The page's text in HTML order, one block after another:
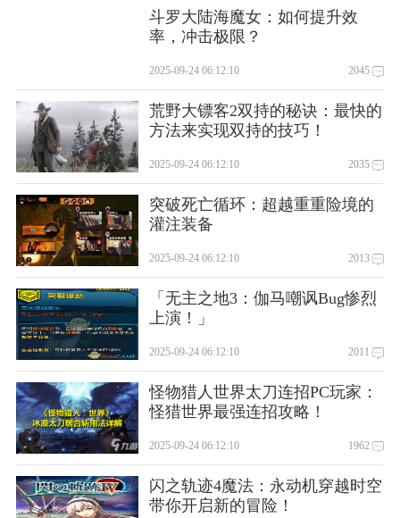
斗罗大陆海魔女：如何提升效
率，冲击极限？
2025-09-24 06:12:10 2045
荒野大镖客2双持的秘诀：最快的
方法来实现双持的技巧！
2025-09-24 06:12:10 2035
突破死亡循环：超越重重险境的
灌注装备
2025-09-24 06:12:10 2013
「无主之地3：伽马嘲讽Bug惨烈
上演！」
2025-09-24 06:12:10 2011
怪物猎人世界太刀连招PC玩家：
怪猎世界最强连招攻略！
2025-09-24 06:12:10 1962
闪之轨迹4魔法：永动机穿越时空
带你开启新的冒险！